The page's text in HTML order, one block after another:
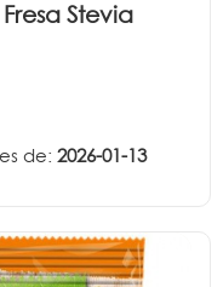
Stevia
de: 2026-01-13